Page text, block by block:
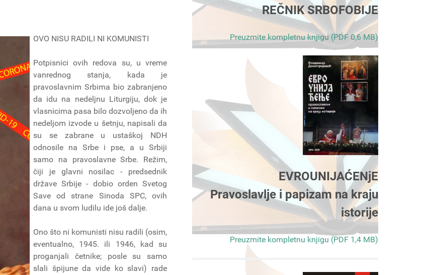
OVO NISU RADILI NI KOMUNISTI
Potpisnici ovih redova su, u vreme
vanrednog stanja, kada je
pravoslavnim Srbima bio zabranjeno
da idu na nedeljnu Liturgiju, dok je
vlasnicima pasa bilo dozvoljeno da ih
nedeljom izvode u šetnju, napisali da
su se zabrane u ustaškoj NDH
odnosile na Srbe i pse, a u Srbiji
samo na pravoslavne Srbe. Režim,
čiji je glavni nosilac - predsednik
države Srbije - dobio orden Svetog
Save od strane Sinoda SPC, ovih
dana u svom ludilu ide još dalje.
Ono što ni komunisti nisu radili (osim,
eventualno, 1945. ili 1946, kad su
proganjali četnike; posle su samo
slali špijune da vide ko slavi) rade
REČNIK SRBOFOBIJE
Preuzmite kompletnu knjigu (PDF 0,6 MB)
EVROUNIJAĆENjE
Pravoslavlje i papizam na kraju
istorije
Preuzmite kompletnu knjigu (PDF 1,4 MB)